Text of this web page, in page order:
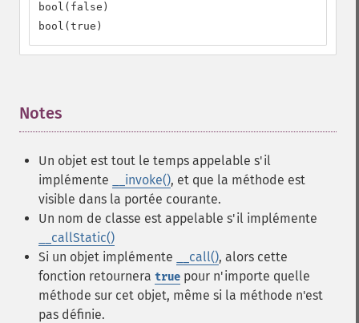
bool(false)
bool(true)
Notes
Un objet est tout le temps appelable s'il
implémente
__invoke(), et que la méthode est
visible dans la portée courante.
Un nom de classe est appelable s'il implémente
__callStatic()
Si un objet implémente
__call(), alors cette
fonction retournera true pour n'importe quelle
méthode sur cet objet, même si la méthode n'est
pas définie.